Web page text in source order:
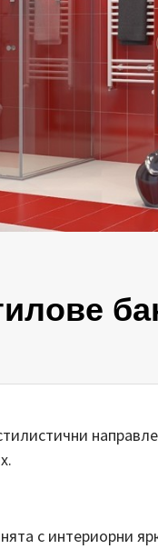
с интериорни